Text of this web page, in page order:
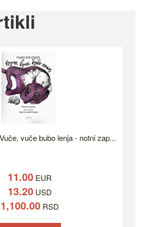
vuče bubo lenja - notni zap...
11.00EUR
13.20USD
1,100.00RSD